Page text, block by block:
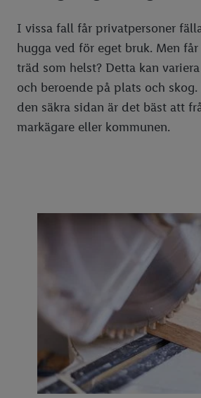
I vissa fall får privatpersoner
hugga ved för eget bruk. Men
träd som helst? Detta kan
och beroende på plats och
den säkra sidan är det bäst att
markägare eller kommunen.